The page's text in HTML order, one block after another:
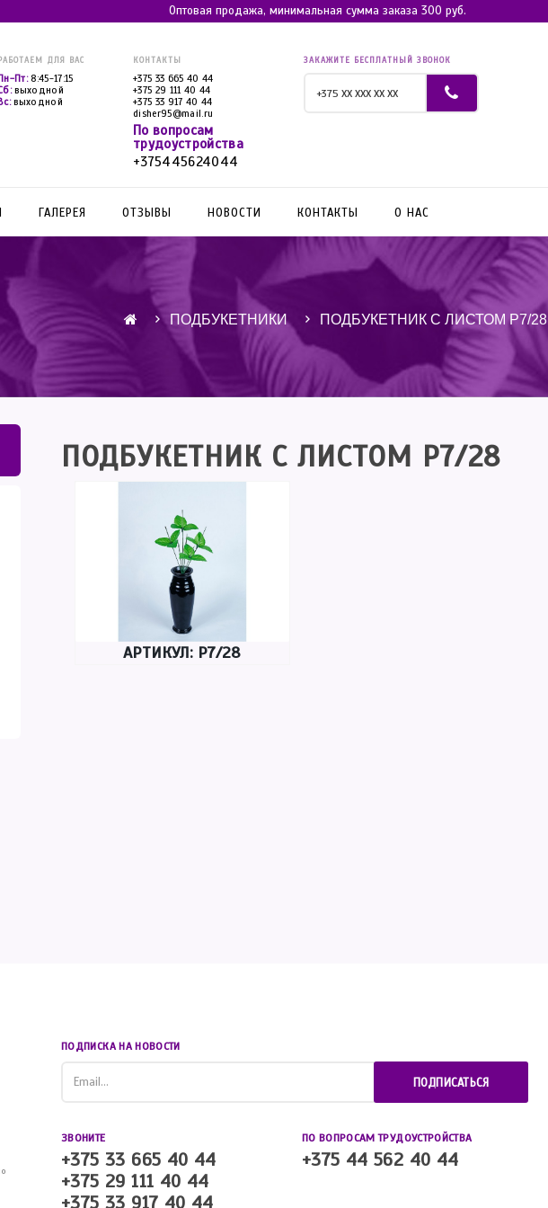
Оптовая продажа, минимальная сумма заказа 300 руб.
ДЛЯ ВАС
Пт: 8:45-17:15
выходной
выходной
КОНТАКТЫ
+375 33 665 40 44
+375 29 111 40 44
+375 33 917 40 44
disher95@mail.ru
По вопросам
трудоустройства
+375445624044
ЗАКАЖИТЕ БЕСПЛАТНЫЙ ЗВОНОК
ГАЛЕРЕЯ ОТЗЫВЫ НОВОСТИ КОНТАКТЫ О НАС
ПОДБУКЕТНИКИ ПОДБУКЕТНИК С ЛИСТОМ Р7/28
ПОДБУКЕТНИК С ЛИСТОМ Р7/28
АРТИКУЛ: Р7/28
ПОДПИСКА НА НОВОСТИ
ПОДПИСАТЬСЯ
ЗВОНИТЕ
+375 33 665 40 44
+375 29 111 40 44
+375 33 917 40 44
ПО ВОПРОСАМ ТРУДОУСТРОЙСТВА
+375 44 562 40 44